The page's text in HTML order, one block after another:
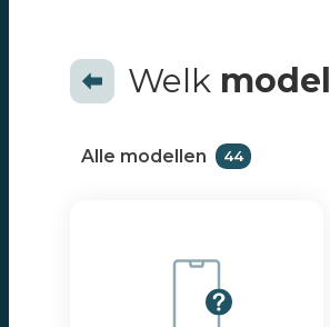
iPhone 14 Pro
iPhone 14 Pro Max
iPhone SE (2022)
Welk model
Alle modellen 44